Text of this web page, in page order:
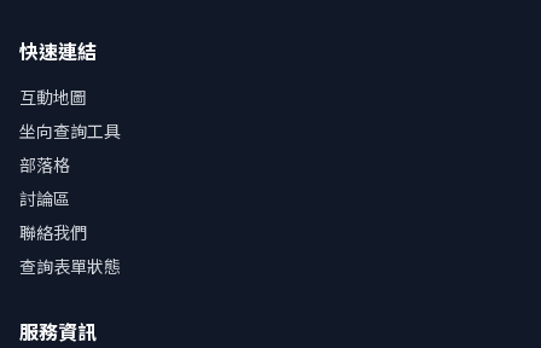
快速連結
互動地圖
坐向查詢工具
部落格
討論區
聯絡我們
查詢表單狀態
服務資訊